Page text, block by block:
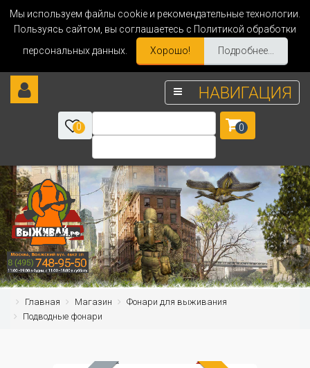
Мы используем файлы cookie и рекомендательные технологии.
Пользуясь сайтом, вы соглашаетесь с Политикой обработки
персональных данных.
Хорошо! Подробнее...
НАВИГАЦИЯ
0 0
Главная Магазин
Фонари для выживания
Подводные фонари